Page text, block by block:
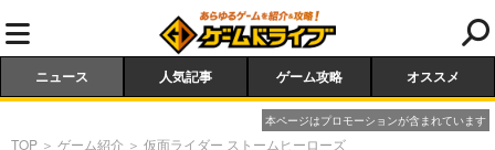
ニュース 人気記事 ゲーム攻略 オススメ
本ページはプロモーションが含まれています
TOP ＞ ゲーム紹介 ＞ 仮面ライダー ストームヒーローズ